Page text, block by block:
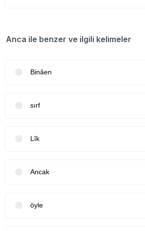
Anca ile benzer ve ilgili kelimeler
Binâen
sırf
Lîk
Ancak
öyle